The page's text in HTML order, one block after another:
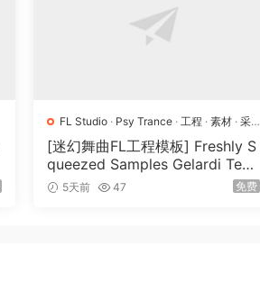
FL Studio· Psy Trance· 工程 · 素材· 采
样
[迷幻舞曲FL工程模板] Freshly S
queezed Samples Gelardi Tem
plate Essentials Vol.1（54.7M
5天前 47 免费